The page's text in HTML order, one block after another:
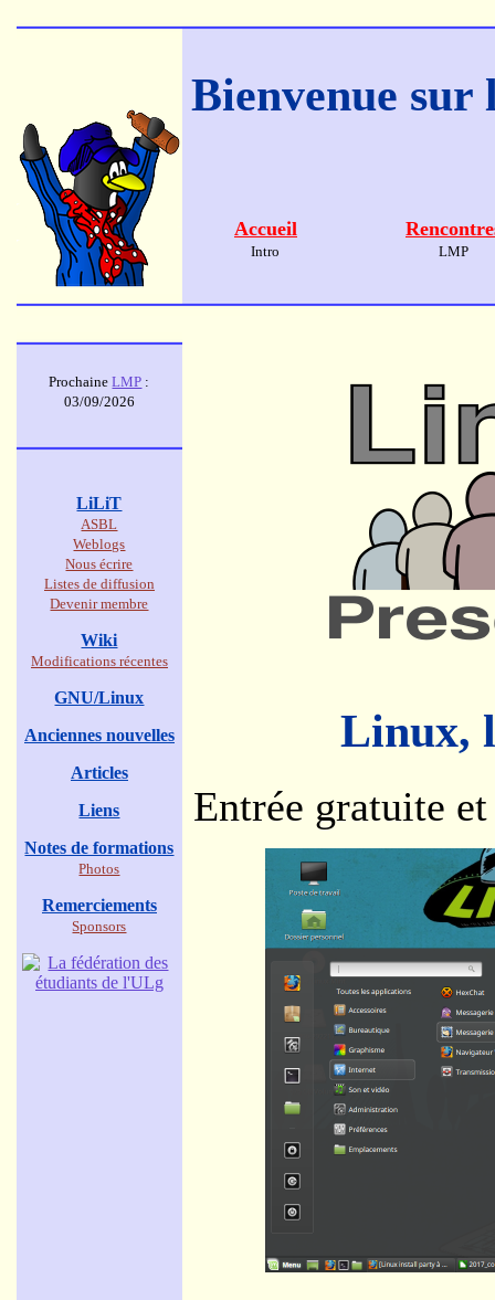
Bienvenue
Accueil
Intro LMP
Linux,
Entrée gratuite
ProchaineLMP :
03/09/2026
LiLiT
ASBL
Weblogs
Nous écrire
Listes de diffusion
Devenir membre
Wiki
Modifications récentes
GNU/Linux
Anciennes nouvelles
Articles
Liens
Notes de formations
Photos
Remerciements
Sponsors